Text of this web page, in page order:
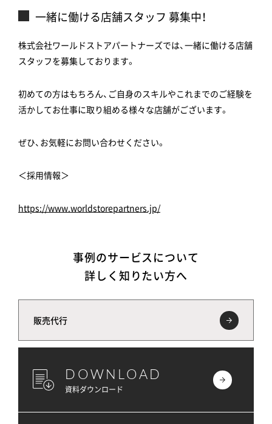
一緒に働ける店舗スタッフ 募集中！
株式会社ワールドストアパートナーズでは、一緒に働ける店舗
スタッフを募集しております。
初めての方はもちろん、ご自身のスキルやこれまでのご経験を
活かしてお仕事に取り組める様々な店舗がございます。
ぜひ、お気軽にお問い合わせください。
＜採用情報＞
https://www.worldstorepartners.jp/
事例のサービスについて
詳しく知りたい方へ
販売代行
DOWNLOAD
資料ダウンロード